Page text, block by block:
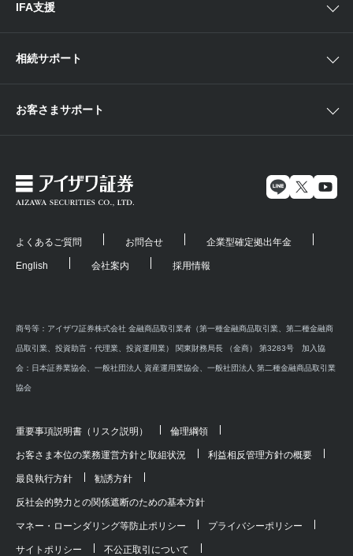
IFA支援
相続サポート
お客さまサポート
よくあるご質問 お問合せ 企業型確定拠出年金
English 会社案内 採用情報
商号等：アイザワ証券株式会社 金融商品取引業者（第一種金融商品取引業、第二種金融商
品取引業、投資助言・代理業、投資運用業） 関東財務局長 （金商） 第3283号 加入協
会：日本証券業協会、一般社団法人 資産運用業協会、一般社団法人 第二種金融商品取引業
協会
重要事項説明書（リスク説明） 倫理綱領
お客さま本位の業務運営方針と取組状況 利益相反管理方針の概要
最良執行方針 勧誘方針
反社会的勢力との関係遮断のための基本方針
マネー・ローンダリング等防止ポリシー プライバシーポリシー
サイトポリシー 不公正取引について